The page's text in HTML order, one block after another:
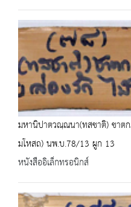
มหานิปาตวณฺณนา(ทสชาติ) ชาต
มโหสถ) นพ.บ.78/13 ผูก 13
หนังสืออิเล็กทรอนิกส์